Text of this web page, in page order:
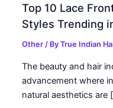
Top 10 Lace
Styles Trending
Other / ByTrue Indian
The beauty and hair
advancement where
natural aesthetics are